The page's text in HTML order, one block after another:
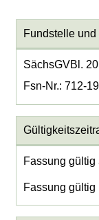
Fundstelle
SächsGVBl.
Fsn-Nr.: 712-19
Fassung gültig
Fassung